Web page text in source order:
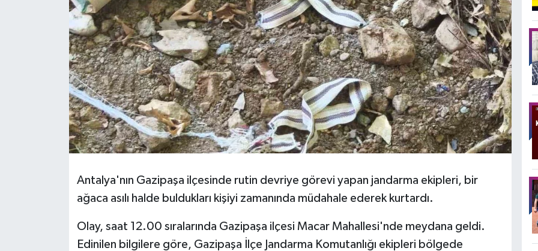
Antalya'nın Gazipaşa ilçesinde rutin devriye görevi yapan jandarma ekipleri, bir
ağaca asılı halde buldukları kişiyi zamanında müdahale ederek kurtardı.
Olay, saat 12.00 sıralarında Gazipaşa ilçesi Macar Mahallesi'nde meydana geldi.
Edinilen bilgilere göre, Gazipaşa İlçe Jandarma Komutanlığı ekipleri bölgede
POLİTİKA
RESMİ İLANLAR
SAĞLIK